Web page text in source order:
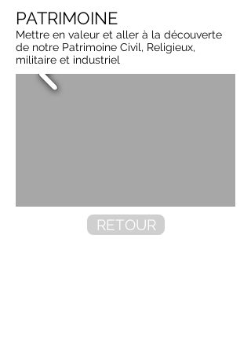
PATRIMOINE
Mettre en valeur et aller à la découverte
de notre Patrimoine Civil, Religieux,
militaire et industriel
RETOUR